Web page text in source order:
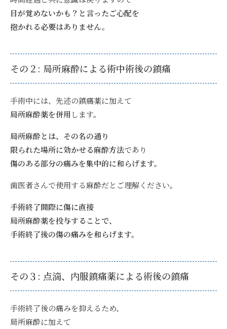
目が覚めないかも？と言ったご心配を
抱かれる必要はありません。
その２: 局所麻酔による術中術後の鎮痛
手術中には、先述の鎮痛薬に加えて
局所麻酔薬を併用します。
局所麻酔とは、その名の通り
限られた場所に効かせる麻酔方法であり
傷のある部分の痛みを集中的に和らげます。
歯医者さんで使用する麻酔だとご理解ください。
手術終了間際に傷に直接
局所麻酔薬を投与することで、
手術終了後の傷の痛みを和らげます。
その３: 点滴、内服鎮痛薬による術後の鎮痛
手術終了後の痛みを抑えるため、
局所麻酔に加えて